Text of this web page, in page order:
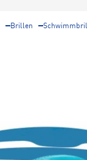
Brillen